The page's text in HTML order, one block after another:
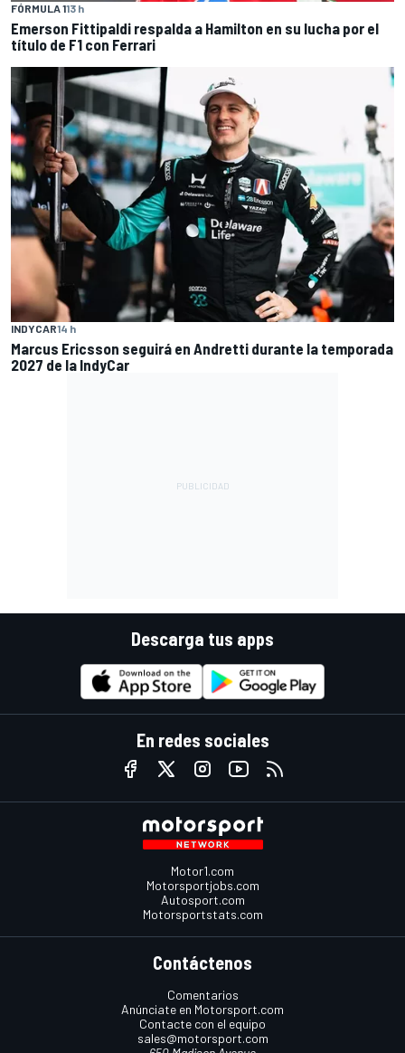
FÓRMULA 113 h
Emerson Fittipaldi respalda a Hamilton en su lucha por el
título de F1 con Ferrari
INDYCAR14 h
Marcus Ericsson seguirá en Andretti durante la temporada
2027 de la IndyCar
Descarga tus apps
En redes sociales
Motor1.com
Motorsportjobs.com
Autosport.com
Motorsportstats.com
Contáctenos
Comentarios
Anúnciate en Motorsport.com
Contacte con el equipo
sales@motorsport.com